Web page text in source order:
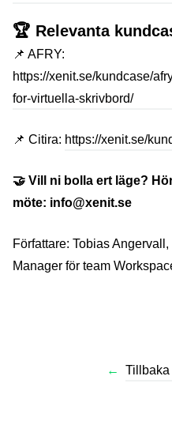
🏆 Relevanta
📌 AFRY:
https://xenit.se/kundcase/
for-virtuella-skrivbord/
📌 Citira: https://xenit.se/
🤝 Vill ni bolla ert läge?
möte: info@xenit.se
Författare: Tobias
Manager för team
←